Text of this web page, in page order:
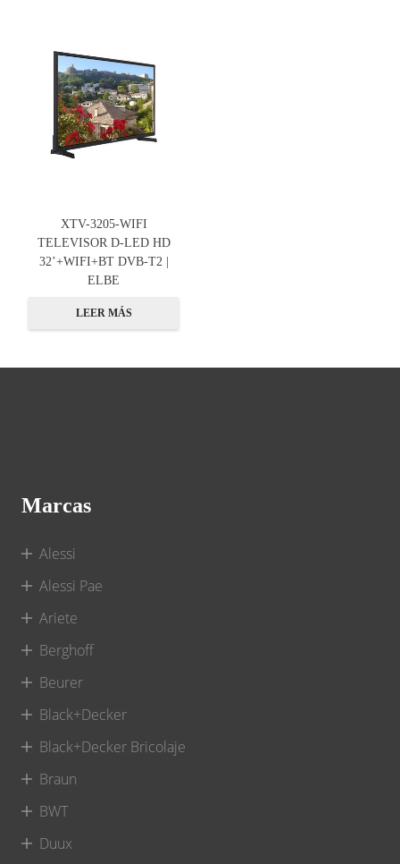
XTV-3205-WIFI
TELEVISOR D-LED HD
32’+WIFI+BT DVB-T2 |
ELBE
LEER MÁS
Marcas
Alessi
Alessi Pae
Ariete
Berghoff
Beurer
Black+Decker
Black+Decker Bricolaje
Braun
BWT
Duux